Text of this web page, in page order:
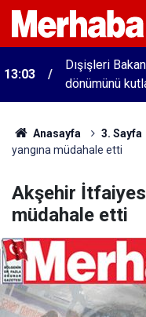
13:03
Dışişleri
dönümünü
Anasayfa 3. Sayfa
yangına müdahale etti
Akşehir
müdahale etti